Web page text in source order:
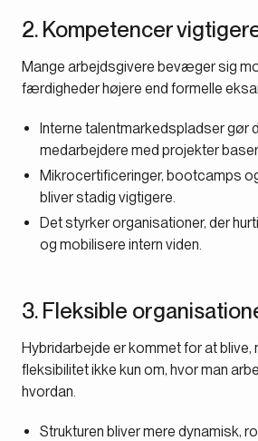
2. Kompetencer
Mange arbejdsgivere bevæger sig
færdigheder højere end formelle
Interne talentmarkedspladser gør
medarbejdere med projekter
Mikrocertificeringer, bootcamps
bliver stadig vigtigere.
Det styrker organisationer, der
og mobilisere intern viden.
3. Fleksible
Hybridarbejde er kommet for at blive,
fleksibilitet ikke kun om, hvor man
hvordan.
Strukturen bliver mere dynamisk,